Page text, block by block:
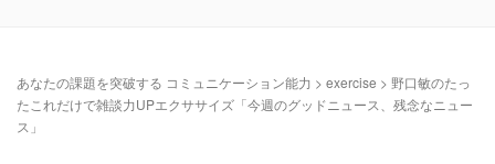
あなたの課題を突破する コミュニケーション能力 > exercise > 野口敏のたっ
たこれだけで雑談力UPエクササイズ「今週のグッドニュース、残念なニュー
ス」